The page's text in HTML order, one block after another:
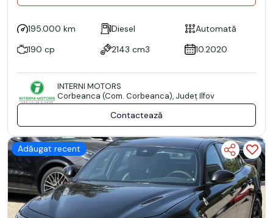
195.000 km Diesel
Automată
190 cp
2143 cm3 10.2020
INTERNI MOTORS
Corbeanca (Com. Corbeanca), Județ Ilfov
Contactează
Adăugat recent